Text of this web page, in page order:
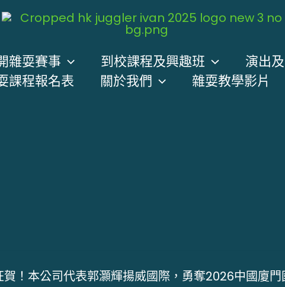
雜耍賽事 到校課程及興趣班
演出
課程報名表 關於我們 雜耍教學影片
賀！本公司代表郭灝輝揚威國際，勇奪2026中國廈